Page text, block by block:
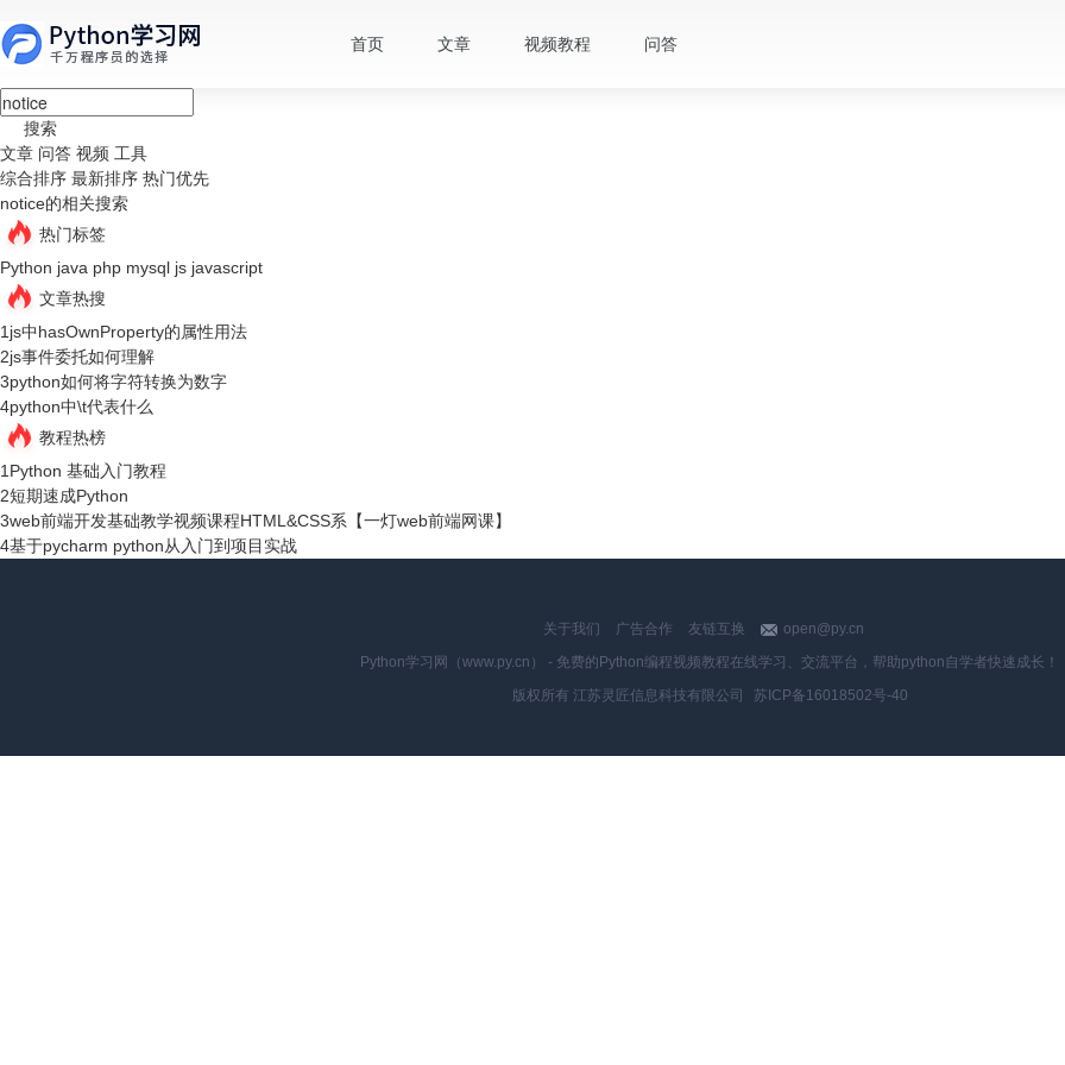
首页 文章 视频教程 问答
搜索
文章 问答 视频 工具
综合排序 最新排序 热门优先
notice的相关搜索
热门标签
Python java php mysql js javascript
文章热搜
1js中hasOwnProperty的属性用法
2js事件委托如何理解
3python如何将字符转换为数字
4python中\t代表什么
教程热榜
1Python 基础入门教程
2短期速成Python
3web前端开发基础教学视频课程HTML&CSS系【一灯web前端网课】
4基于pycharm python从入门到项目实战
关于我们 广告合作 友链互换
open@py.cn
Python学习网（www.py.cn） - 免费的Python编程视频教程在线学习、交流平台，帮助python自学者快速成长！
版权所有 江苏灵匠信息科技有限公司
苏ICP备16018502号-40